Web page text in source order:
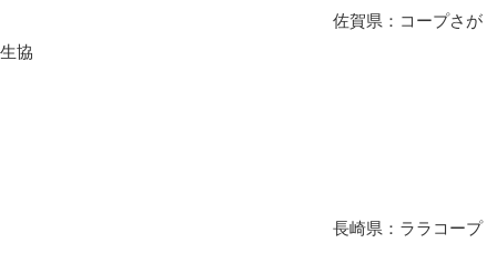
佐賀県：コープさが
生協
長崎県：ララコープ